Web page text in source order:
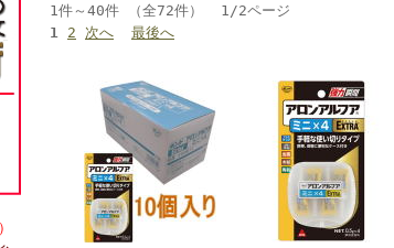
1件～40件 （全72件） 1/2ページ
1 2 次へ 最後へ